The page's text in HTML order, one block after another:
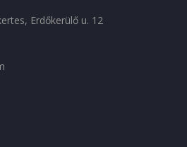
Erdőkerülő u. 12